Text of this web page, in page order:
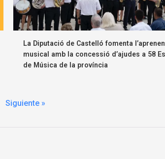
La Diputació de Castelló fomenta
musical amb la concessió d’ajudes a 58
de Música de la província
Siguiente »